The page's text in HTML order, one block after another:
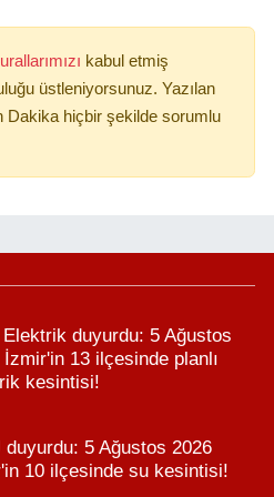
kabul etmiş
üstleniyorsunuz. Yazılan
Dakika hiçbir şekilde sorumlu
duyurdu: 5 Ağustos
İzmir'in 13 ilçesinde planlı
kesintisi!
duyurdu: 5 Ağustos 2026
10 ilçesinde su kesintisi!